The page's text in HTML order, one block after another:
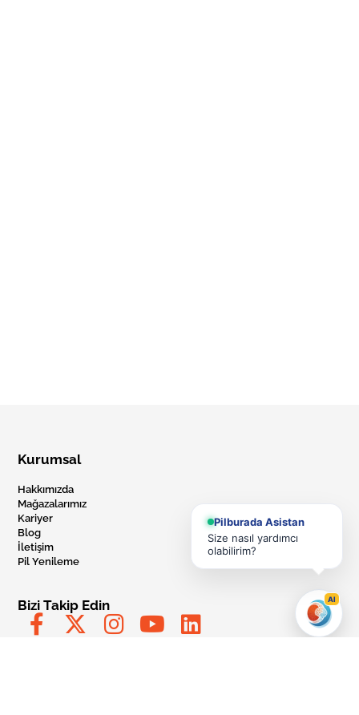
Kurumsal
Hakkımızda
Mağazalarımız
Kariyer
Blog
İletişim
Pil Yenileme
Bizi Takip Edin
Pilburada Asistan
Size nasıl yardımcı
olabilirim?
AI